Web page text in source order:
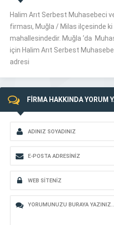
Halim Arıt Serbest Muhasebeci
firması, Muğla / Milas ilçesinde ki
mahallesindedir. Muğla ‘da
için Halim Arıt Serbest
adresi
FİRMA HAKKINDA YORUM